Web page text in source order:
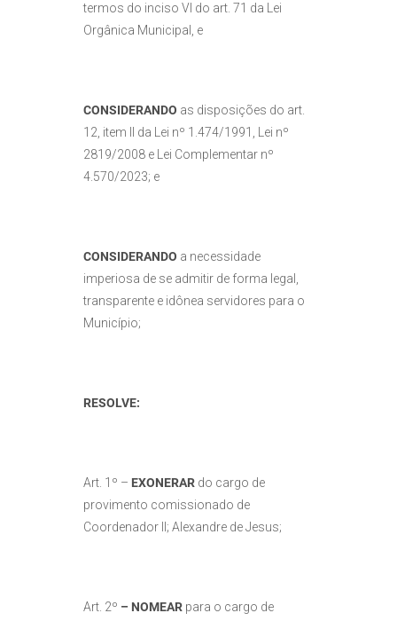
termos do inciso VI do art. 71 da Lei
Orgânica Municipal, e
CONSIDERANDO as disposições do art.
12, item II da Lei nº 1.474/1991, Lei nº
2819/2008 e Lei Complementar nº
4.570/2023; e
CONSIDERANDO a necessidade
imperiosa de se admitir de forma legal,
transparente e idônea servidores para o
Município;
RESOLVE:
Art. 1º – EXONERAR do cargo de
provimento comissionado de
Coordenador II; Alexandre de Jesus;
Art. 2º – NOMEAR para o cargo de